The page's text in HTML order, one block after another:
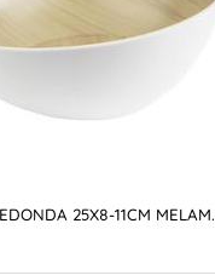
25X8-11CM MELAM.